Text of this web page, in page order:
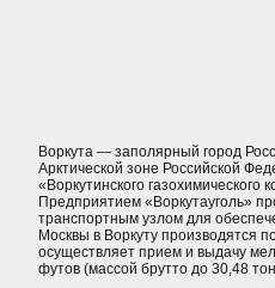
Воркута — заполярный город
Арктической зоне Российской
«Воркутинского
Предприятием «Воркутауголь»
транспортным узлом для
Москвы в Воркуту производятся
осуществляет прием и выдачу
футов (массой брутто до 30,48